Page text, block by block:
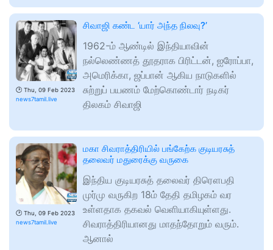
🕑 Thu, 09 Feb 2023
news7tamil.live
சிவாஜி கண்ட ‘யார் அந்த நிலவு?’
1962-ம் ஆண்டில் இந்தியாவின்
நல்லெண்ணத் தூதராக பிரிட்டன், ஐரோப்பா,
அமெரிக்கா, ஜப்பான் ஆகிய நாடுகளில்
சுற்றுப் பயணம் மேற்கொண்டார் நடிகர்
திலகம் சிவாஜி
🕑 Thu, 09 Feb 2023
news7tamil.live
மகா சிவராத்திரியில் பங்கேற்க குடியரசுத்
தலைவர் மதுரைக்கு வருகை
இந்திய குடியரசுத் தலைவர் திரௌபதி
முர்மு வருகிற 18ம் தேதி தமிழகம் வர
உள்ளதாக தகவல் வெளியாகியுள்ளது.
சிவராத்திரியானது மாதந்தோறும் வரும்.
ஆனால்